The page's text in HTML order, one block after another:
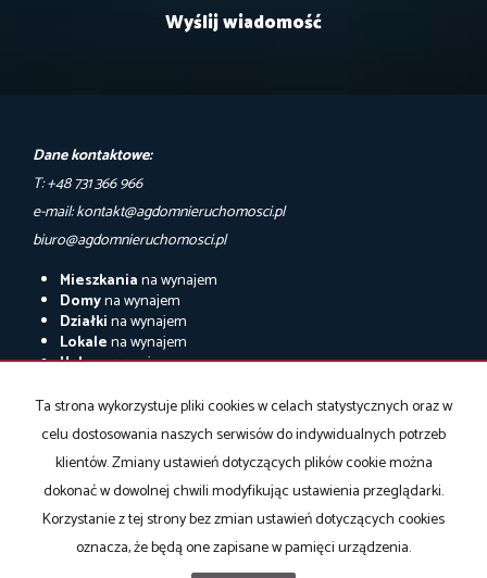
Dane kontaktowe:
T: +48 731 366 966
e-mail: kontakt@agdomnieruchomosci.pl
biuro@agdomnieruchomosci.pl
Mieszkaniana wynajem
Domyna wynajem
Działkina wynajem
Lokalena wynajem
Halena wynajem
Mieszkania
na sprzedaż
Domyna sprzedaż
Działkina sprzedaż
Lokalena sprzedaż
Halena sprzedaż
Obiektyna sprzedaż
Ta strona wykorzystuje pliki cookies w celach statystycznych oraz w
celu dostosowania naszych serwisów do indywidualnych potrzeb
klientów. Zmiany ustawień dotyczących plików cookie można
dokonać w dowolnej chwili modyfikując ustawienia przeglądarki.
Korzystanie z tej strony bez zmian ustawień dotyczących cookies
oznacza, że będą one zapisane w pamięci urządzenia.